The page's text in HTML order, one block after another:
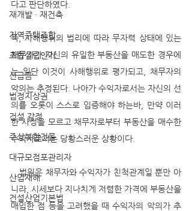
재개발 · 재건축
지역주택조합
조합설립인가
선급금
법정지상권
건설 감정
주상복합건물
대규모점포관리자
산업재해
건설산업기본법
다고 판단하였다.
즉, 사해행위의 법리에 따라 무자력 상태에 있는
채무자가 자신의 유일한 부동산을 매도한 경우에
는 일단 이것이 사해행위로 평가되고, 채무자의
악의는 추정된다. 나아가 수익자로서는 자신의 선
의를 오롯이 스스로 입증해야 하는바, 만약 이러
한 사정을 모르고 채무자로부터 부동산을 매수한
수익자로서는 당황스러운 상황이다.
   법원은 채무자와 수익자가 친척관계일 뿐만 아
니라, 시세보다 지나치게 저렴한 가격에 부동산을
매입한 점 등을 고려했을 때 수익자의 악의가 추